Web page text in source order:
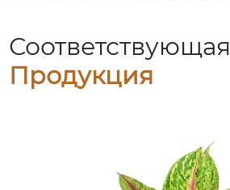
Соответствующая
Продукция